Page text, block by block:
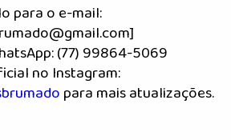
para o e-mail:
]
(77) 99864-5069
no Instagram:
para mais atualizações.